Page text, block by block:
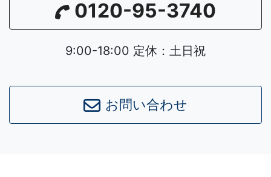
0120-95-3740
9:00-18:00 定休：土日祝
お問い合わせ